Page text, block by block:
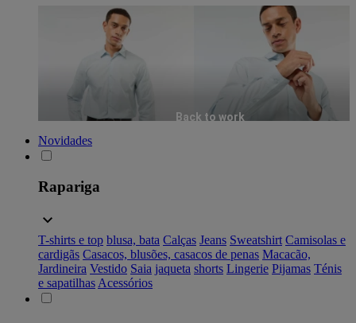
Back to work
Novidades
Rapariga
T-shirts e top blusa, bata Calças Jeans Sweatshirt Camisolas e
cardigãs Casacos, blusões, casacos de penas Macacão,
Jardineira Vestido Saia jaqueta shorts Lingerie Pijamas Ténis
e sapatilhas Acessórios